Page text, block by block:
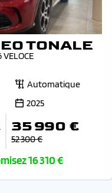
TONALE
VELOCE
Automatique
2025
35 990 €
52 300 €
16 310 €